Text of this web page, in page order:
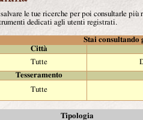
le tue ricerche per poi consultarle più
dedicati agli utenti registrati.
Stai consultando
Città
Tutte
Tesseramento
Tutte
Tipologia